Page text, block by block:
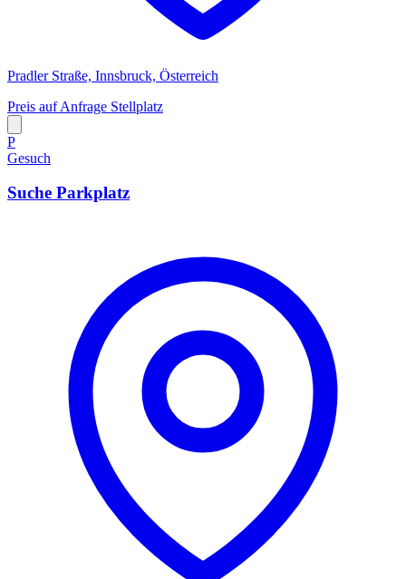
Pradler Straße, Innsbruck, Österreich
Preis auf Anfrage Stellplatz
P
Gesuch
Suche Parkplatz